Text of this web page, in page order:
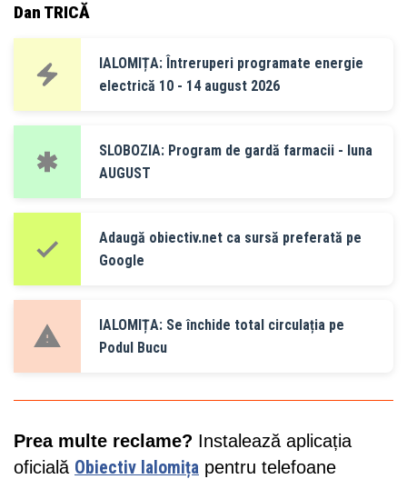
Dan TRICĂ
IALOMIȚA: Întreruperi programate energie
electrică 10 - 14 august 2026
SLOBOZIA: Program de gardă farmacii - luna
AUGUST
Adaugă obiectiv.net ca sursă preferată pe
Google
IALOMIȚA: Se închide total circulația pe
Podul Bucu
Prea multe reclame? Instalează aplicația
oficială Obiectiv Ialomița pentru telefoane